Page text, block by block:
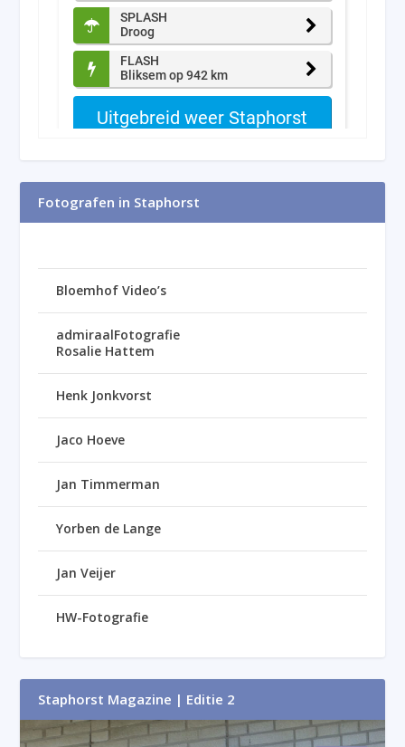
Fotografen in Staphorst
Bloemhof Video’s
admiraalFotografie
Rosalie Hattem
Henk Jonkvorst
Jaco Hoeve
Jan Timmerman
Yorben de Lange
Jan Veijer
HW-Fotografie
Staphorst Magazine | Editie 2